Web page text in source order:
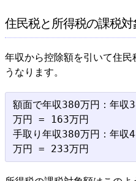
住民税と所得税の課税
年収から控除額を引いて住民
うなります。
額面で年収380万円：年
万円 = 163万円
手取り年収380万円：年